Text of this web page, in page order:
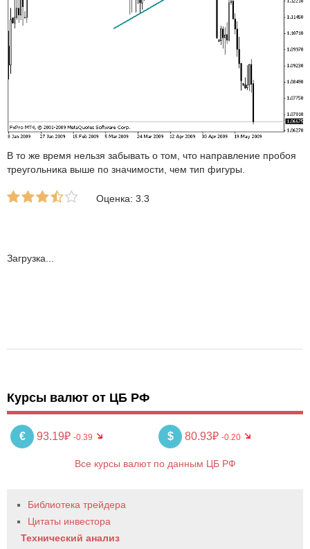
В то же время нельзя забывать о том, что направление пробоя
треугольника выше по значимости, чем тип фигуры.
Оценка: 3.3
Загрузка...
Курсы валют от ЦБ РФ
€ 93.19₽ -0.39 $ 80.93₽ -0.20
Все курсы валют по данным ЦБ РФ
Библиотека трейдера
Цитаты инвестора
Технический анализ